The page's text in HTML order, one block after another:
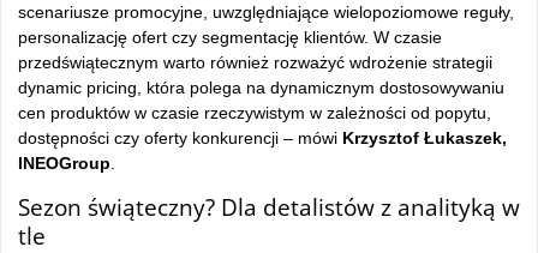
scenariusze promocyjne, uwzględniające wielopoziomowe reguły,
personalizację ofert czy segmentację klientów. W czasie
przedświątecznym warto również rozważyć wdrożenie strategii
dynamic pricing, która polega na dynamicznym dostosowywaniu
cen produktów w czasie rzeczywistym w zależności od popytu,
dostępności czy oferty konkurencji – mówi Krzysztof Łukaszek,
INEOGroup
Sezon świąteczny? Dla detalistów z analityką w
tle